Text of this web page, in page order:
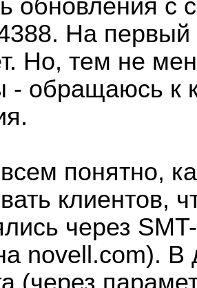
обновления с
На первый
Но, тем не
- обращаюсь к
понятно,
клиентов,
через
novell.com). В
(через